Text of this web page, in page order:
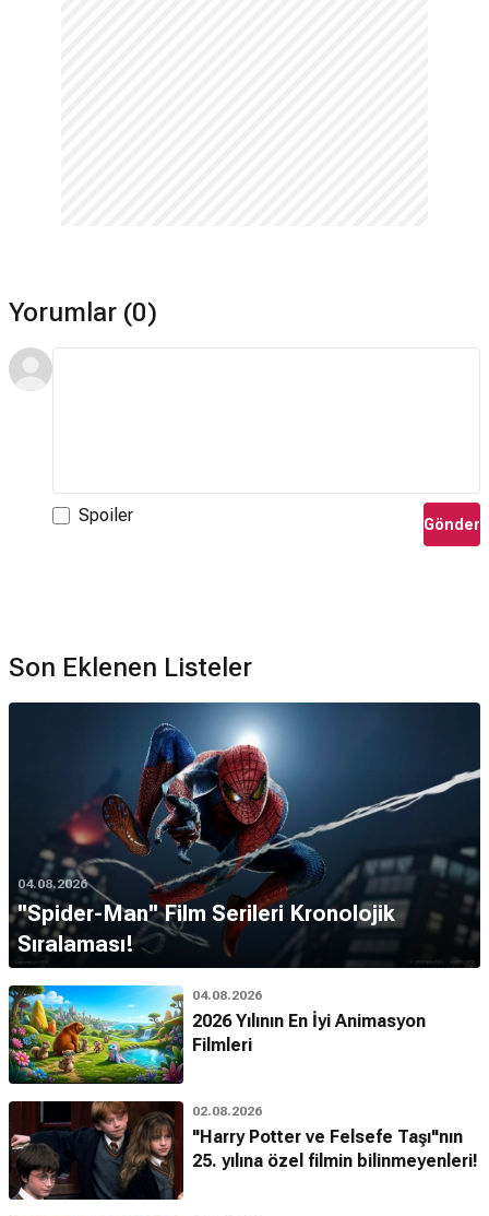
Yorumlar (0)
Spoiler Gönder
Son Eklenen Listeler
04.08.2026
''Spider-Man'' Film Serileri Kronolojik
Sıralaması!
04.08.2026
2026 Yılının En İyi Animasyon
Filmleri
02.08.2026
"Harry Potter ve Felsefe Taşı"nın
25. yılına özel filmin bilinmeyenleri!